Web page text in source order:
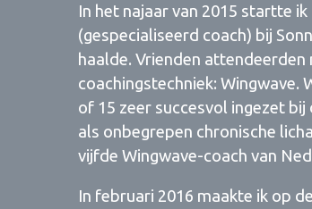
In het najaar van 2015 startte
(gespecialiseerd coach) bij
haalde. Vrienden
coachingstechniek: Wingwave.
of 15 zeer succesvol ingezet
als onbegrepen chronische
vijfde Wingwave-coach van
In februari 2016 maakte ik op